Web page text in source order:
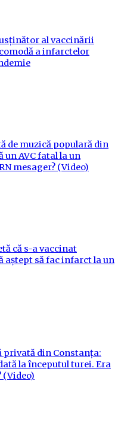
al vaccinării
a infarctelor
de muzică populară din
un AVC fatal la un
mesager? (Video)
că s-a vaccinat
aștept să fac infarct la un
din Constanța:
la începutul turei. Era
(Video)